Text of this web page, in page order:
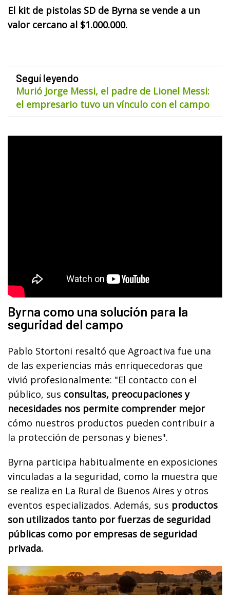
El kit de pistolas SD de Byrna se vende a un
valor cercano al $1.000.000.
Seguí leyendo
Murió Jorge Messi, el padre de Lionel Messi:
el empresario tuvo un vínculo con el campo
Byrna como una solución para la
seguridad del campo
Pablo Stortoni resaltó que Agroactiva fue una
de las experiencias más enriquecedoras que
vivió profesionalmente: "El contacto con el
público, sus consultas, preocupaciones y
necesidades nos permite comprender mejor
cómo nuestros productos pueden contribuir a
la protección de personas y bienes".
Byrna participa habitualmente en exposiciones
vinculadas a la seguridad, como la muestra que
se realiza en La Rural de Buenos Aires y otros
eventos especializados. Además, sus productos
son utilizados tanto por fuerzas de seguridad
públicas como por empresas de seguridad
privada.